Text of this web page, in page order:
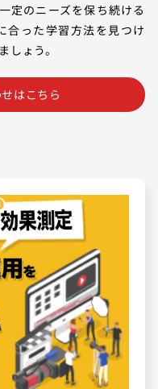
定のニーズを保ち続ける
合った学習方法を見つけ
しょう。
はこちら